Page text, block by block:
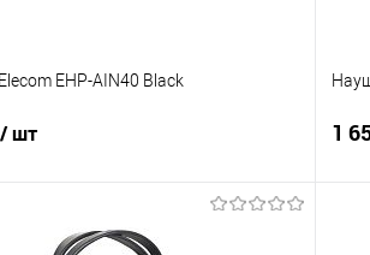
EHP-AIN40 Black
/ шт
В корзину
1